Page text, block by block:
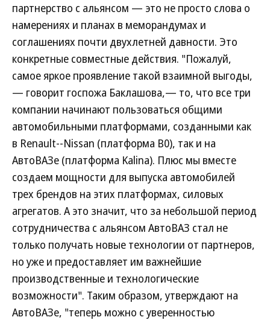
партнерство с альянсом — это не просто слова о
намерениях и планах в меморандумах и
соглашениях почти двухлетней давности. Это
конкретные совместные действия. "Пожалуй,
самое яркое проявление такой взаимной выгоды,
— говорит госпожа Баклашова,— то, что все три
компании начинают пользоваться общими
автомобильными платформами, созданными как
в Renault--Nissan (платформа В0), так и на
АвтоВАЗе (платформа Kalina). Плюс мы вместе
создаем мощности для выпуска автомобилей
трех брендов на этих платформах, силовых
агрегатов. А это значит, что за небольшой период
сотрудничества с альянсом АвтоВАЗ стал не
только получать новые технологии от партнеров,
но уже и предоставляет им важнейшие
производственные и технологические
возможности". Таким образом, утверждают на
АвтоВАЗе, "теперь можно с уверенностью